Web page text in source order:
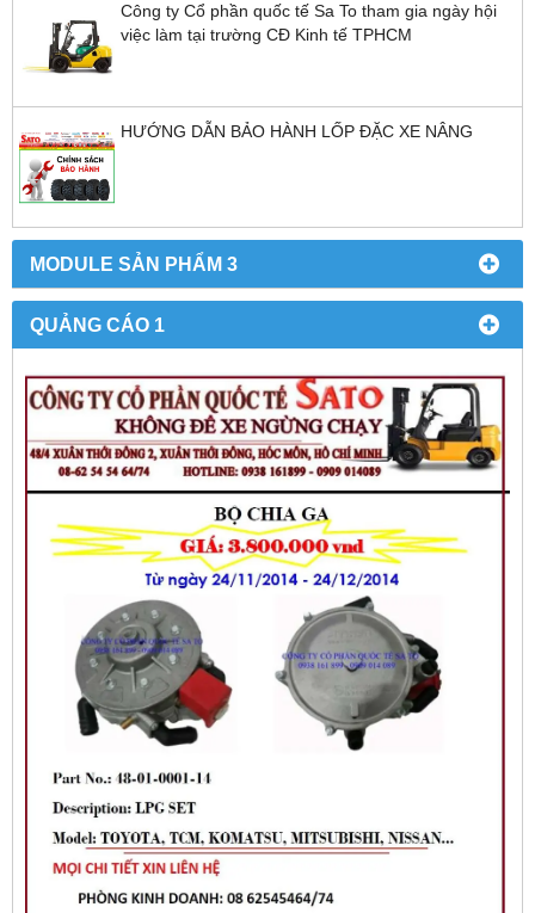
Công ty Cổ phần quốc tế Sa To tham gia ngày hội
việc làm tại trường CĐ Kinh tế TPHCM
HƯỚNG DẪN BẢO HÀNH LỐP ĐẶC XE NÂNG
MODULE SẢN PHẨM 3
QUẢNG CÁO 1